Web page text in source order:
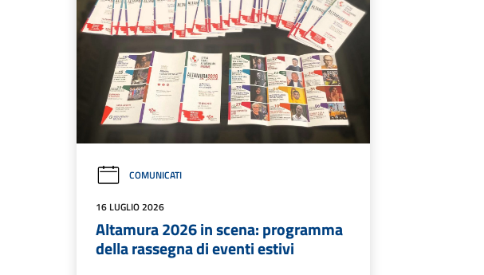
COMUNICATI
16 LUGLIO 2026
Altamura 2026 in scena: programma
della rassegna di eventi estivi